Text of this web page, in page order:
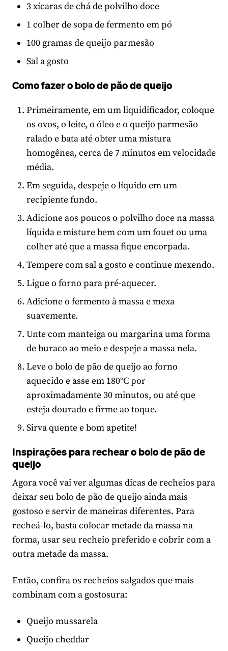
3 xícaras de chá de polvilho doce
1 colher de sopa de fermento em pó
100 gramas de queijo parmesão
Sal a gosto
Como fazer o bolo de pão de queijo
Primeiramente, em um liquidificador, coloque
os ovos, o leite, o óleo e o queijo parmesão
ralado e bata até obter uma mistura
homogênea, cerca de 7 minutos em velocidade
média.
Em seguida, despeje o líquido em um
recipiente fundo.
Adicione aos poucos o polvilho doce na massa
líquida e misture bem com um fouet ou uma
colher até que a massa fique encorpada.
Tempere com sal a gosto e continue mexendo.
Ligue o forno para pré-aquecer.
Adicione o fermento à massa e mexa
suavemente.
Unte com manteiga ou margarina uma forma
de buraco ao meio e despeje a massa nela.
Leve o bolo de pão de queijo ao forno
aquecido e asse em 180°C por
aproximadamente 30 minutos, ou até que
esteja dourado e firme ao toque.
Sirva quente e bom apetite!
Inspirações para rechear o bolo de pão de
queijo
Agora você vai ver algumas dicas de recheios para
deixar seu bolo de pão de queijo ainda mais
gostoso e servir de maneiras diferentes. Para
recheá-lo, basta colocar metade da massa na
forma, usar seu recheio preferido e cobrir com a
outra metade da massa.
Então, confira os recheios salgados que mais
combinam com a gostosura:
Queijo mussarela
Queijo cheddar